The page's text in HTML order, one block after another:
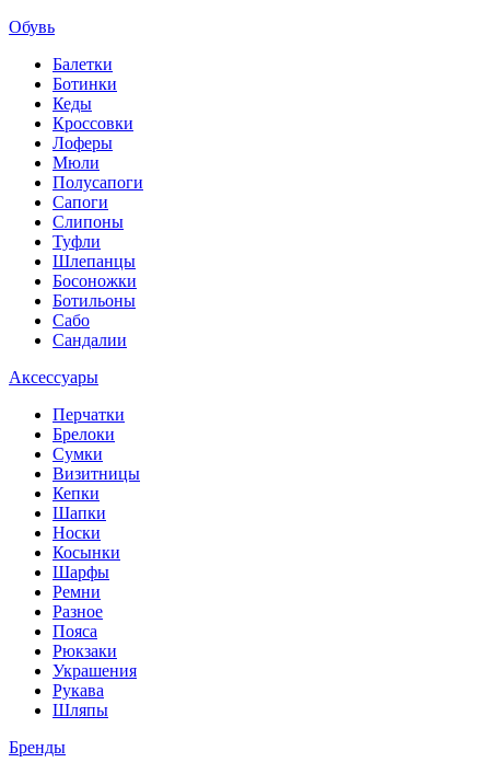
Обувь
Балетки
Ботинки
Кеды
Кроссовки
Лоферы
Мюли
Полусапоги
Сапоги
Слипоны
Туфли
Шлепанцы
Босоножки
Ботильоны
Сабо
Сандалии
Аксессуары
Перчатки
Брелоки
Сумки
Визитницы
Кепки
Шапки
Носки
Косынки
Шарфы
Ремни
Разное
Пояса
Рюкзаки
Украшения
Рукава
Шляпы
Бренды